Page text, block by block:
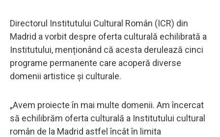
Directorul Institutului Cultural Român (ICR) din
Madrid a vorbit despre oferta culturală echilibrată a
Institutului, menționând că acesta derulează cinci
programe permanente care acoperă diverse
domenii artistice și culturale.
„Avem proiecte în mai multe domenii. Am încercat
să echilibrăm oferta culturală a Institutului cultural
român de la Madrid astfel încât în limita